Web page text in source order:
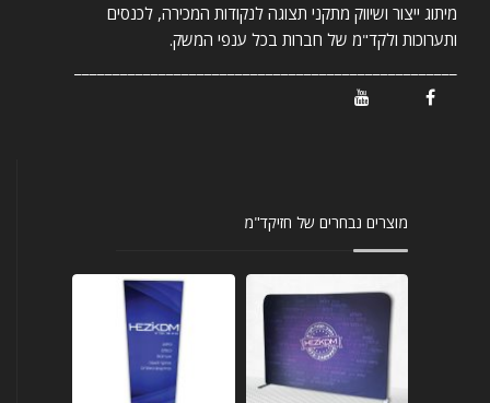
מיתוג ייצור ושיווק מתקני תצוגה לנקודות המכירה, לכנסים
ותערוכות ולקד"מ של חברות בכל ענפי המשק.
מוצרים נבחרים של חזיקד"מ